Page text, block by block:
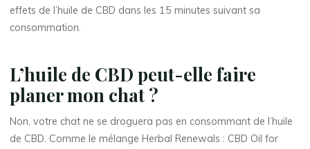
effets de l’huile de CBD dans les 15 minutes suivant sa
consommation.
L’huile de CBD peut-elle faire
planer mon chat ?
Non, votre chat ne se droguera pas en consommant de l’huile
de CBD. Comme le mélange Herbal Renewals : CBD Oil for